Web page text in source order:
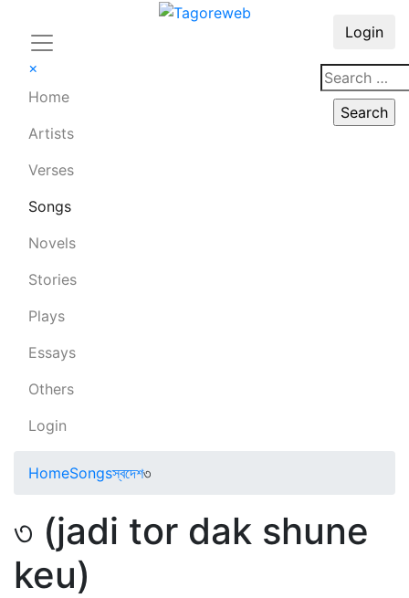
×
Home
Artists
Verses
Songs
Novels
Stories
Plays
Essays
Others
Login
Login
HomeSongsস্বদেশ৩
৩ (jadi tor dak shune
keu)